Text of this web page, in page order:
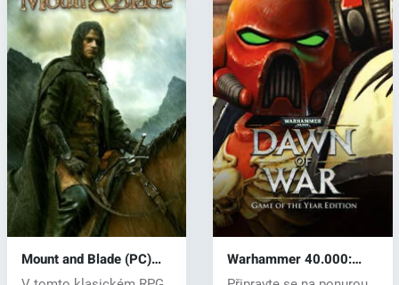
Mount and Blade (PC)
CD key
Warhammer 40.000:
Dawn of War (PC) CD